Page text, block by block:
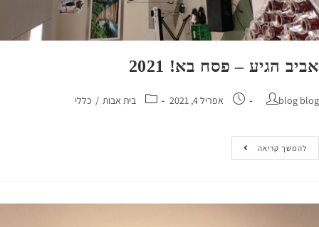
הגיע – פסח בא! 2021
blog אפריל 4, 2021 בית אבות / כללי
קריאה